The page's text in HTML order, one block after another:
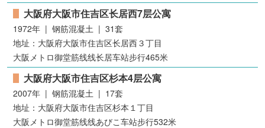
大阪府大阪市住吉区长居西7层公寓
1972年 | 钢筋混凝土 | 31套
地址：大阪府大阪市住吉区长居西３丁目
大阪メトロ御堂筋线线长居车站步行465米
大阪府大阪市住吉区杉本4层公寓
2007年 | 钢筋混凝土 | 17套
地址：大阪府大阪市住吉区杉本１丁目
大阪メトロ御堂筋线线あびこ车站步行532米